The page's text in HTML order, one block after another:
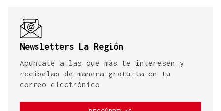
Newsletters La Región
Apúntate a las que más te interesen y
recíbelas de manera gratuita en tu
correo electrónico